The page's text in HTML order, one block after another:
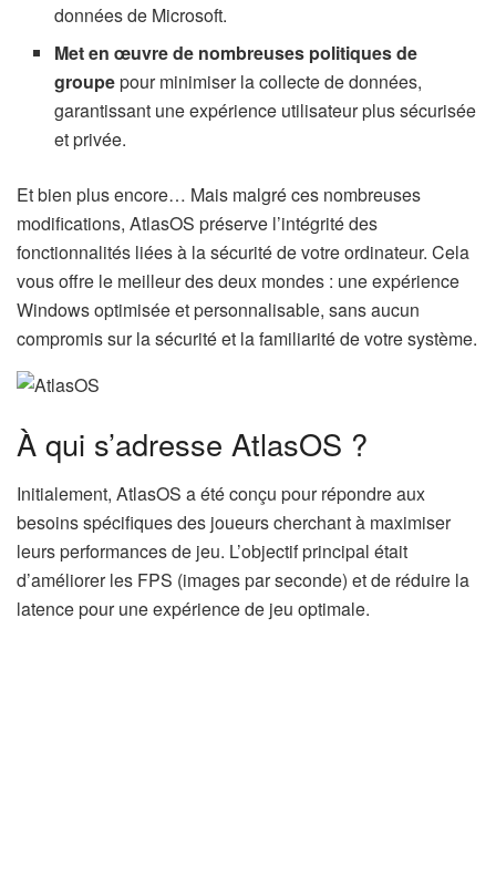
données de Microsoft.
Met en œuvre de nombreuses politiques de
groupepour minimiser la collecte de données,
garantissant une expérience utilisateur plus sécurisée
et privée.
Et bien plus encore… Mais malgré ces nombreuses
modifications, AtlasOS préserve l’intégrité des
fonctionnalités liées à la sécurité de votre ordinateur. Cela
vous offre le meilleur des deux mondes : une expérience
Windows optimisée et personnalisable, sans aucun
compromis sur la sécurité et la familiarité de votre système.
À qui s’adresse AtlasOS ?
Initialement, AtlasOS a été conçu pour répondre aux
besoins spécifiques des joueurs cherchant à maximiser
leurs performances de jeu. L’objectif principal était
d’améliorer les FPS (images par seconde) et de réduire la
latence pour une expérience de jeu optimale.